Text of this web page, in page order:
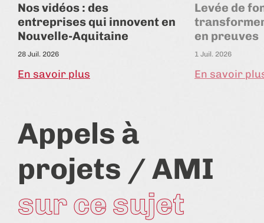
Nos vidéos : des
entreprises qui innovent en
Nouvelle-Aquitaine
28 Juil. 2026
En savoir plus
Levée de
en preuves
1 Juil. 2026
En savoir
Appels à
projets / AMI
sur ce sujet